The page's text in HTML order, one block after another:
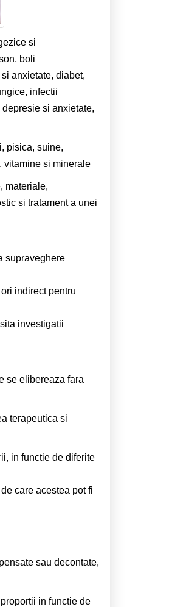
si
boli
anxietate, diabet,
infectii
si anxietate,
pisica, suine,
vitamine si minerale
materiale,
si tratament a unei
supraveghere
indirect pentru
investigatii
se elibereaza fara
terapeutica si
in functie de diferite
care acestea pot fi
sau decontate,
in functie de